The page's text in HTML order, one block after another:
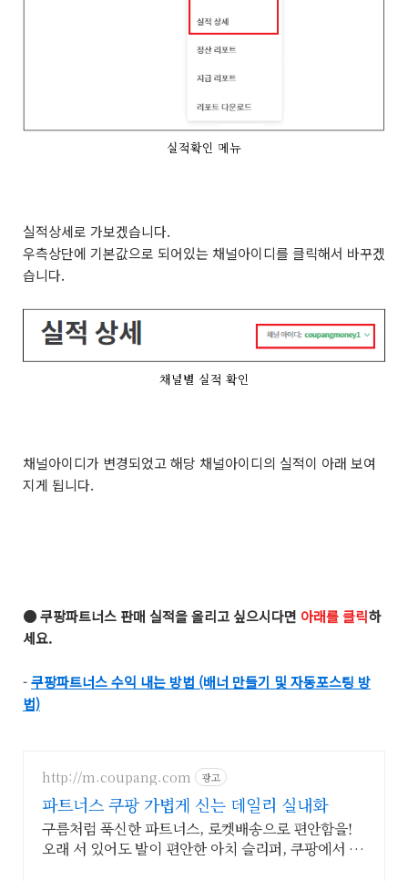
실적확인 메뉴
실적상세로 가보겠습니다.
우측상단에 기본값으로 되어있는 채널아이디를 클릭해서 바꾸겠
습니다.
채널별 실적 확인
채널아이디가 변경되었고 해당 채널아이디의 실적이 아래 보여
지게 됩니다.
● 쿠팡파트너스 판매 실적을 올리고 싶으시다면 아래를 클릭하
세요.
-쿠팡파트너스 수익 내는 방법 (배너 만들기 및 자동포스팅 방
법)
http://m.coupang.com 광고
파트너스 쿠팡 가볍게 신는 데일리 실내화
구름처럼 푹신한 파트너스, 로켓배송으로 편안함을!
오래 서 있어도 발이 편안한 아치 슬리퍼, 쿠팡에서 만